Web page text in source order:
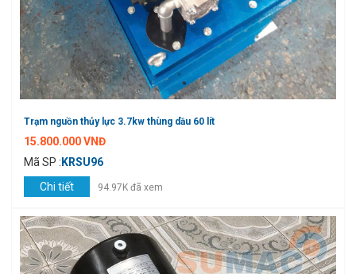
Trạm nguồn thủy lực 3.7kw thùng dầu 60 lít
15.800.000 VNĐ
Mã SP : KRSU96
Chi tiết
94.97K đã xem